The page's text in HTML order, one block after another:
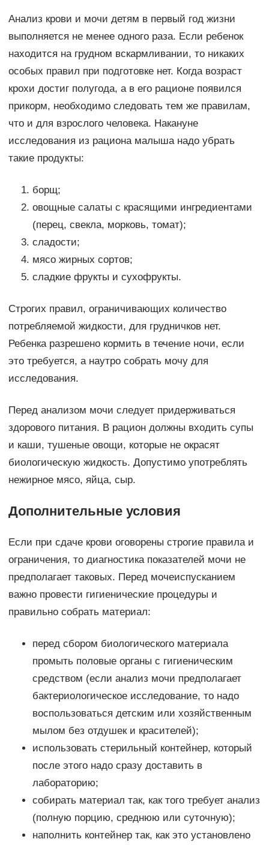
Анализ крови и мочи детям в первый год жизни
выполняется не менее одного раза. Если ребенок
находится на грудном вскармливании, то никаких
особых правил при подготовке нет. Когда возраст
крохи достиг полугода, а в его рационе появился
прикорм, необходимо следовать тем же правилам,
что и для взрослого человека. Накануне
исследования из рациона малыша надо убрать
такие продукты:
борщ;
овощные салаты с красящими ингредиентами
(перец, свекла, морковь, томат);
сладости;
мясо жирных сортов;
сладкие фрукты и сухофрукты.
Строгих правил, ограничивающих количество
потребляемой жидкости, для грудничков нет.
Ребенка разрешено кормить в течение ночи, если
это требуется, а наутро собрать мочу для
исследования.
Перед анализом мочи следует придерживаться
здорового питания. В рацион должны входить супы
и каши, тушеные овощи, которые не окрасят
биологическую жидкость. Допустимо употреблять
нежирное мясо, яйца, сыр.
Дополнительные условия
Если при сдаче крови оговорены строгие правила и
ограничения, то диагностика показателей мочи не
предполагает таковых. Перед мочеиспусканием
важно провести гигиенические процедуры и
правильно собрать материал:
перед сбором биологического материала
промыть половые органы с гигиеническим
средством (если анализ мочи предполагает
бактериологическое исследование, то надо
воспользоваться детским или хозяйственным
мылом без отдушек и красителей);
использовать стерильный контейнер, который
после этого надо сразу доставить в
лабораторию;
собирать материал так, как того требует анализ
(полную порцию, среднюю или суточную);
наполнить контейнер так, как это установлено